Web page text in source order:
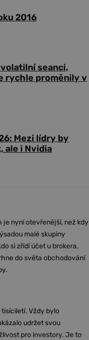
2016
seanci,
rychle proměnily v
Mezi lídry by
ale i Nvidia
nyní otevřenější, než kdy
malé skupiny
si zřídí účet u brokera,
do světa obchodování
Vždy bylo
udržet svou
pro investory. Je to